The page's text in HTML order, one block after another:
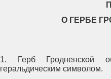
О ГЕРБЕ
1. Герб Гродненской
геральдическим символом.